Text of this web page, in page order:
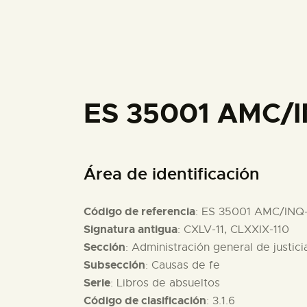
ES 35001 AMC/
Área de identificación
Código de referencia: ES 35001 AMC/
Signatura antigua: CXLV-11, CLXXIX-110
Sección: Administración general de
Subsección: Causas de fe
Serie: Libros de absueltos
Código de clasificación: 3.1.6